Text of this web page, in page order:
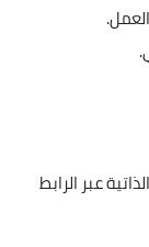
عبر الرابط